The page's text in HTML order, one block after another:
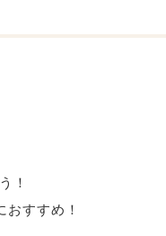
！
すすめ！